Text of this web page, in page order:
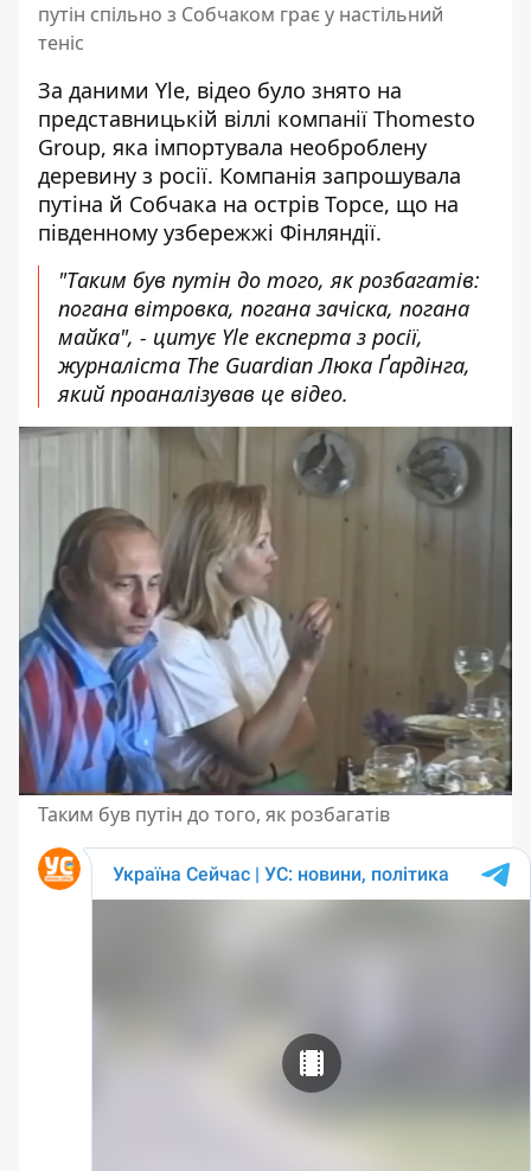
путін спільно з Собчаком грає у настільний
теніс
За даними Yle, відео було знято на
представницькій віллі компанії Thomesto
Group, яка імпортувала необроблену
деревину з росії. Компанія запрошувала
путіна й Собчака на острів Торсе, що на
південному узбережжі Фінляндії.
"Таким був путін до того, як розбагатів:
погана вітровка, погана зачіска, погана
майка", - цитує Yle експерта з росії,
журналіста The Guardian Люка Ґардінга,
який проаналізував це відео.
Таким був путін до того, як розбагатів